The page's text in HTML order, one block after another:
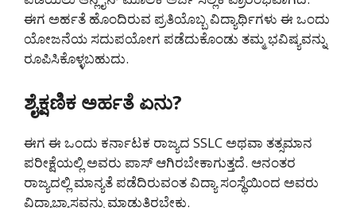
ಈಗ ಅರ್ಹತೆ ಹೊಂದಿರುವ ಪ್ರತಿಯೊಬ್ಬ ವಿದ್ಯಾರ್ಥಿಗಳು ಈ ಒಂದು
ಯೋಜನೆಯ ಸದುಪಯೋಗ ಪಡೆದುಕೊಂಡು ತಮ್ಮ ಭವಿಷ್ಯವನ್ನು
ರೂಪಿಸಿಕೊಳ್ಳಬಹುದು.
ಶೈಕ್ಷಣಿಕ ಅರ್ಹತೆ ಏನು?
ಈಗ ಈ ಒಂದು ಕರ್ನಾಟಕ ರಾಜ್ಯದ SSLC ಅಥವಾ ತತ್ಸಮಾನ
ಪರೀಕ್ಷೆಯಲ್ಲಿ ಅವರು ಪಾಸ್ ಆಗಿರಬೇಕಾಗುತ್ತದೆ. ಆನಂತರ
ರಾಜ್ಯದಲ್ಲಿ ಮಾನ್ಯತೆ ಪಡೆದಿರುವಂತ ವಿದ್ಯಾ ಸಂಸ್ಥೆಯಿಂದ ಅವರು
ವಿದ್ಯಾಭ್ಯಾಸವನ್ನು ಮಾಡುತ್ತಿರಬೇಕು.